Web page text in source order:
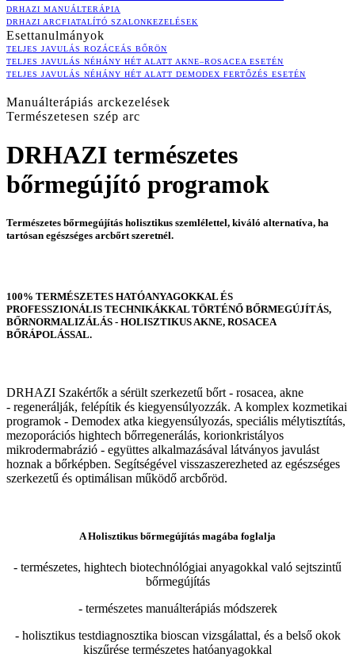
DRHAZI MANUÁLTERÁPIA
DRHAZI ARCFIATALÍTÓ SZALONKEZELÉSEK
Esettanulmányok
TELJES JAVULÁS ROZÁCEÁS BŐRÖN
TELJES JAVULÁS NÉHÁNY HÉT ALATT AKNE–ROSACEA ESETÉN
TELJES JAVULÁS NÉHÁNY HÉT ALATT DEMODEX FERTŐZÉS ESETÉN
Manuálterápiás arckezelések
Természetesen szép arc
DRHAZI természetes
bőrmegújító programok
Természetes bőrmegújítás holisztikus szemlélettel, kiváló alternatíva, ha
tartósan egészséges arcbőrt szeretnél.
100% TERMÉSZETES HATÓANYAGOKKAL ÉS
PROFESSZIONÁLIS TECHNIKÁKKAL TÖRTÉNŐ BŐRMEGÚJÍTÁS,
BŐRNORMALIZÁLÁS - HOLISZTIKUS AKNE, ROSACEA
BŐRÁPOLÁSSAL.
DRHAZI Szakértők a sérült szerkezetű bőrt - rosacea, akne
- regenerálják, felépítik és kiegyensúlyozzák. A komplex kozmetikai
programok - Demodex atka kiegyensúlyozás, speciális mélytisztítás,
mezoporációs hightech bőrregenerálás, korionkristályos
mikrodermabrázió - együttes alkalmazásával látványos javulást
hoznak a bőrképben. Segítségével visszaszerezheted az egészséges
szerkezetű és optimálisan működő arcbőröd.
A Holisztikus bőrmegújítás magába foglalja
- természetes, hightech biotechnólógiai anyagokkal való sejtszintű
bőrmegújítás
- természetes manuálterápiás módszerek
- holisztikus testdiagnosztika bioscan vizsgálattal, és a belső okok
kiszűrése természetes hatóanyagokkal